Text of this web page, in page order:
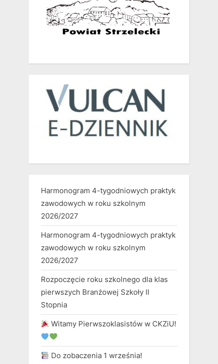
Harmonogram 4-tygodniowych praktyk
zawodowych w roku szkolnym
2026/2027
Harmonogram 4-tygodniowych praktyk
zawodowych w roku szkolnym
2026/2027
Rozpoczęcie roku szkolnego dla klas
pierwszych Branżowej Szkoły II
Stopnia
Witamy Pierwszoklasistów w CKZiU!
Do zobaczenia 1 września!